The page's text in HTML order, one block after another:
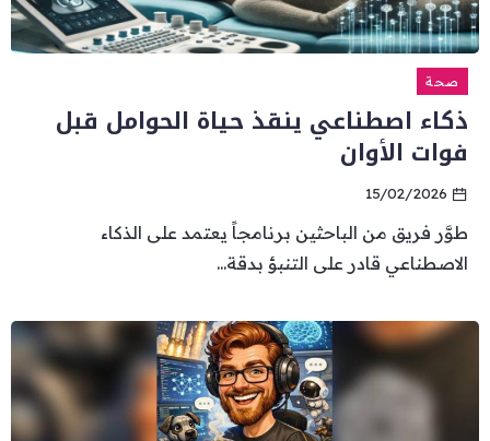
صحة
ذكاء اصطناعي ينقذ حياة الحوامل قبل
فوات الأوان
15/02/2026
طوَّر فريق من الباحثين برنامجاً يعتمد على الذكاء
الاصطناعي قادر على التنبؤ بدقة...